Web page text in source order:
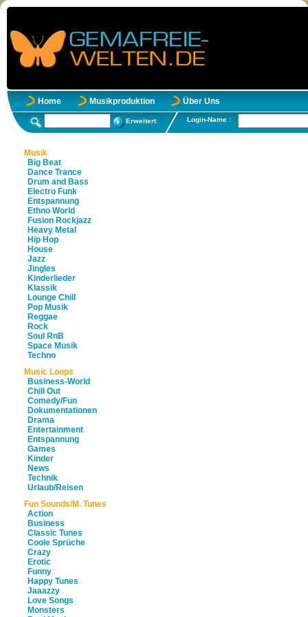
Home Musikproduktion Über Uns
Erweitert Login-Name :
Musik
Big Beat
Dance Trance
Drum and Bass
Electro Funk
Entspannung
Ethno World
Fusion Rockjazz
Heavy Metal
Hip Hop
House
Jazz
Jingles
Kinderlieder
Klassik
Lounge Chill
Pop Musik
Reggae
Rock
Soul RnB
Space Musik
Techno
Music Loops
Business-World
Chill Out
Comedy/Fun
Dokumentationen
Drama
Entertainment
Entspannung
Games
Kinder
News
Technik
Urlaub/Reisen
Fun Sounds/M. Tunes
Action
Business
Classic Tunes
Coole Sprüche
Crazy
Erotic
Funny
Happy Tunes
Jaaazzy
Love Songs
Monsters